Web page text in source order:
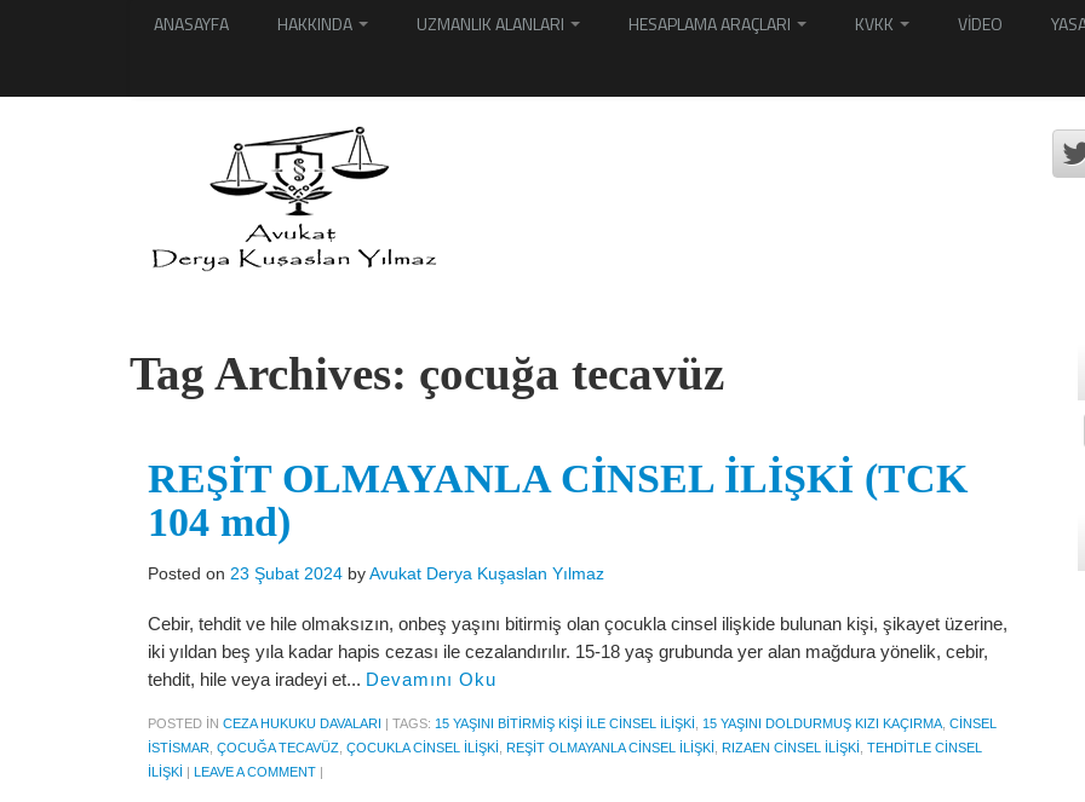
ANASAYFA HAKKINDA UZMANLIK ALANLARI HESAPLAMA ARAÇLARI KVKK VİDEO
Tag Archives: çocuğa tecavüz
REŞİT OLMAYANLA CİNSEL İLİŞKİ (TCK
104 md)
Posted on 23 Şubat 2024 byAvukat Derya Kuşaslan Yılmaz
Cebir, tehdit ve hile olmaksızın, onbeş yaşını bitirmiş olan çocukla cinsel ilişkide bulunan kişi, şikayet üzerine,
iki yıldan beş yıla kadar hapis cezası ile cezalandırılır. 15-18 yaş grubunda yer alan mağdura yönelik, cebir,
tehdit, hile veya iradeyi et... Devamını Oku
POSTED IN CEZA HUKUKU DAVALARI | TAGS: 15 YAŞINI BITIRMIŞ KIŞI ILE CINSEL ILIŞKI 15 YAŞINI DOLDURMUŞ KIZI KAÇIRMA CINSEL
ISTISMAR ÇOCUĞA TECAVÜZ ÇOCUKLA CINSEL ILIŞKI REŞIT OLMAYANLA CINSEL ILIŞKI RIZAEN CINSEL ILIŞKI TEHDITLE CINSEL
ILIŞKI | LEAVE A COMMENT |